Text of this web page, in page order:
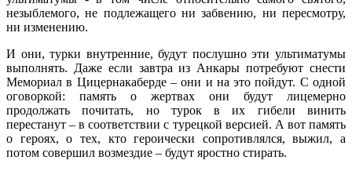
незыблемого, не подлежащего ни забвению, ни пересмотру,
ни изменению.
И они, турки внутренние, будут послушно эти ультиматумы
выполнять. Даже если завтра из Анкары потребуют снести
Мемориал в Цицернакаберде – они и на это пойдут. С одной
оговоркой: память о жертвах они будут лицемерно
продолжать почитать, но турок в их гибели винить
перестанут – в соответствии с турецкой версией. А вот память
о героях, о тех, кто героически сопротивлялся, выжил, а
потом совершил возмездие – будут яростно стирать.